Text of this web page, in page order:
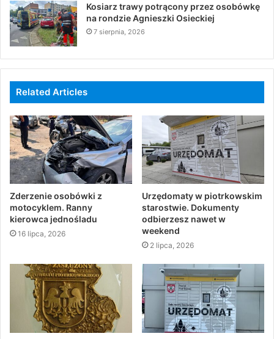
Kosiarz trawy potrącony przez osobówkę
na rondzie Agnieszki Osieckiej
7 sierpnia, 2026
Related Articles
Zderzenie osobówki z
motocyklem. Ranny
kierowca jednośladu
16 lipca, 2026
Urzędomaty w piotrkowskim
starostwie. Dokumenty
odbierzesz nawet w
weekend
2 lipca, 2026